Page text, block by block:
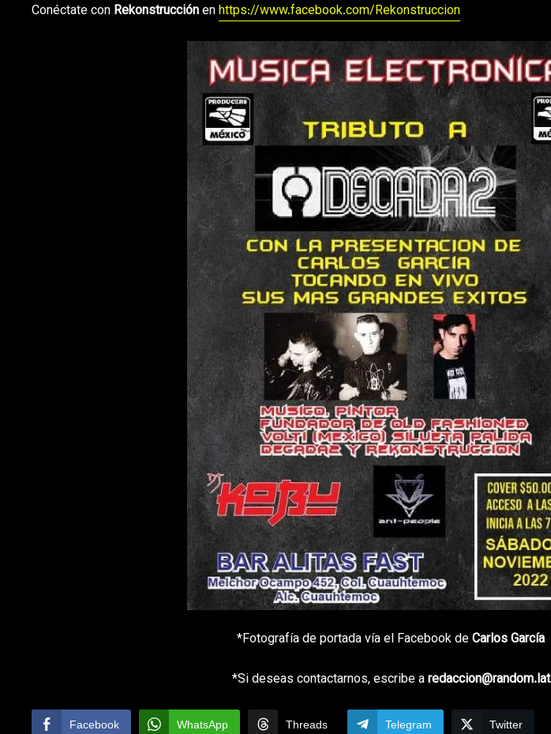
Conéctate con Rekonstrucciónenhttps://www.facebook.com/Rekonstruccion
*Fotografía de portada vía el Facebook deCarlos García
*Si deseas contactarnos, escribe aredaccion@random.lat
Facebook WhatsApp Threads Telegram Twitter